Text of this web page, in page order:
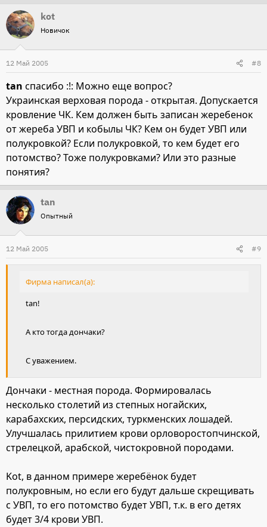
kot
Новичок
12 Май 2005 #8
tan спасибо :!: Можно еще вопрос?
Украинская верховая порода - открытая. Допускается
кровление ЧК. Кем должен быть записан жеребенок
от жереба УВП и кобылы ЧК? Кем он будет УВП или
полукровкой? Если полукровкой, то кем будет его
потомство? Тоже полукровками? Или это разные
понятия?
tan
Опытный
12 Май 2005 #9
Фирма написал(а):
tan!
А кто тогда дончаки?
С уважением.
Дончаки - местная порода. Формировалась
несколько столетий из степных ногайских,
карабахских, персидских, туркменских лошадей.
Улучшалась прилитием крови орловоростопчинской,
стрелецкой, арабской, чистокровной породами.
Kot, в данном примере жеребёнок будет
полукровным, но если его будут дальше скрещивать
с УВП, то его потомство будет УВП, т.к. в его детях
будет 3/4 крови УВП.